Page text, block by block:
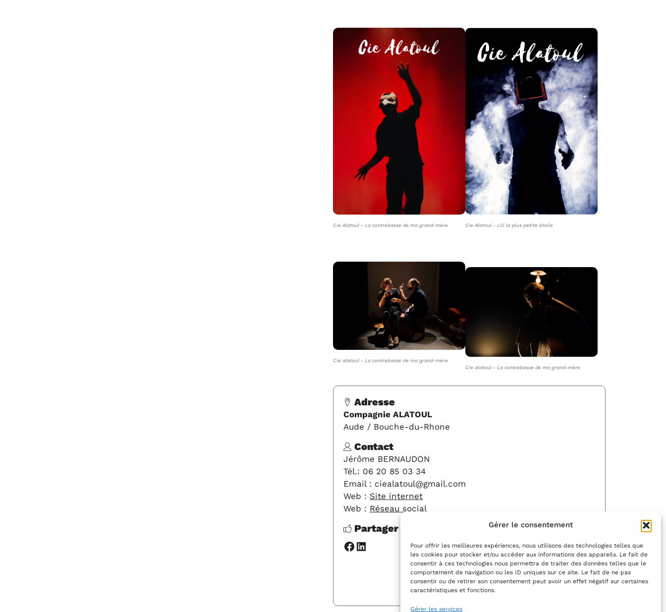
Gérer le consentement
Pour offrir les meilleures expériences, nous utilisons des technologies telles que
les cookies pour stocker et/ou accéder aux informations des appareils. Le fait de
consentir à ces technologies nous permettra de traiter des données telles que le
comportement de navigation ou les ID uniques sur ce site. Le fait de ne pas
consentir ou de retirer son consentement peut avoir un effet négatif sur certaines
caractéristiques et fonctions.
Gérer les services
Cie Alatoul - La contrebasse de ma grand-mère Cie Alatoul - Lili la plus petite étoile
Cie alatoul - La contrebasse de ma grand-mère
Cie alatoul - La contrebasse de ma grand-mère
Adresse
Compagnie ALATOUL
Aude / Bouche-du-Rhone
Contact
Jérôme BERNAUDON
Tél.: 06 20 85 03 34
Email : ciealatoul@gmail.com
Web : Site internet
Web : Réseau social
Partager cette fiche
Facebook
LinkedIn
Y ALLER MODIFIER